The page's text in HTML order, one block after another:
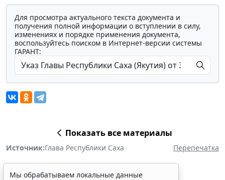
Для просмотра актуального текста документа и
получения полной информации о вступлении в силу,
изменениях и порядке применения документа,
воспользуйтесь поиском в Интернет-версии системы
ГАРАНТ:
Показать все материалы
Источник:Глава Республики Саха Перепечатка
Мы обрабатываем локальные данные